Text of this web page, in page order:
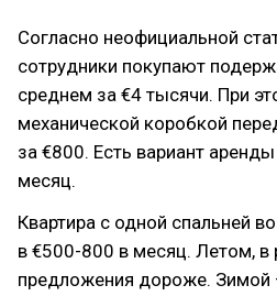
Согласно неофициальной
сотрудники покупают
среднем за €4 тысячи. При
механической коробкой
за €800. Есть вариант
месяц.
Квартира с одной спальней
в €500-800 в месяц. Летом, в
предложения дороже.